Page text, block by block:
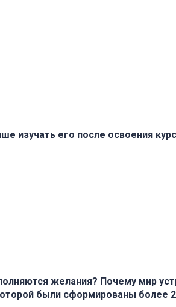
изучать его после освоения
желания? Почему мир
были сформированы более